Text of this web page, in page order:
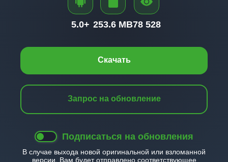
Скачать
Запрос на обновление
Подписаться на обновления
В случае выхода новой оригинальной или взломанной
версии, Вам будет отправлено соответствующее
5.0+ 253.6 MB78 528